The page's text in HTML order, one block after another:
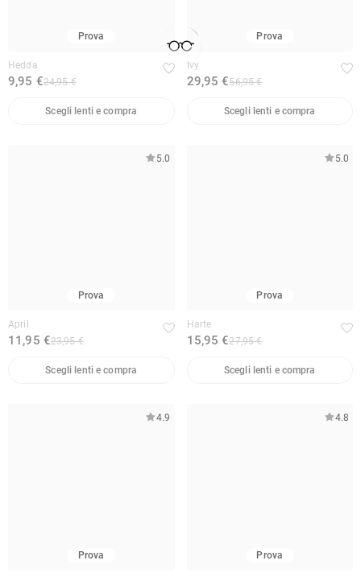
Prova
Hedda
9,95 €24,95 €
Scegli lenti e compra
Prova
Ivy
29,95 €56,95 €
Scegli lenti e compra
5.0
Prova
April
11,95 €23,95 €
Scegli lenti e compra
5.0
Prova
Harte
15,95 €27,95 €
Scegli lenti e compra
4.9
Prova
4.8
Prova